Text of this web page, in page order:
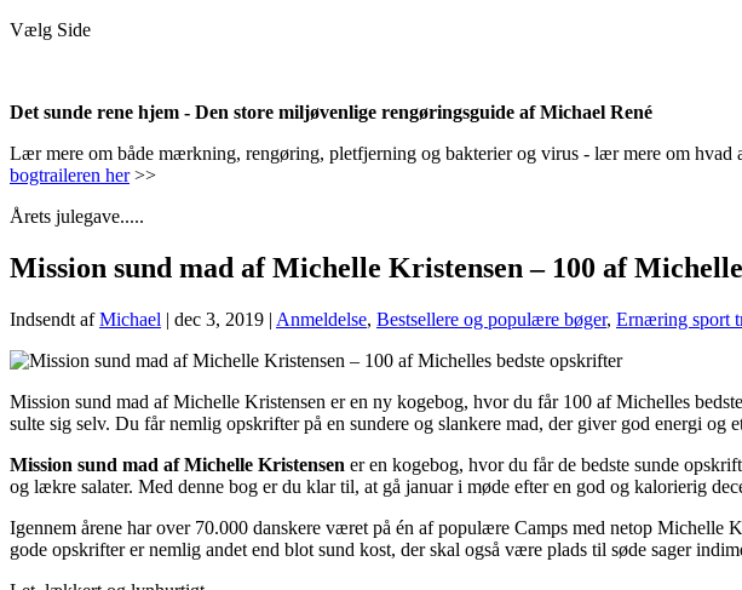
Vælg Side
Det sunde rene hjem - Den store miljøvenlige rengøringsguide af Michael René
Lær mere om både mærkning, rengøring, pletfjerning og bakterier og virus - lær mere om
bogtraileren her>>
Årets julegave.....
Mission sund mad af Michelle Kristensen – 100 af
Indsendt afMichael | dec 3, 2019 | Anmeldelse, Bestsellere og populære bøger, Ernæring sport
Mission sund mad af Michelle Kristensen er en ny kogebog, hvor du får 100 af Michelles
sulte sig selv. Du får nemlig opskrifter på en sundere og slankere mad, der giver god energi og
Mission sund mad af Michelle Kristensen er en kogebog, hvor du får de bedste sunde
og lækre salater. Med denne bog er du klar til, at gå januar i møde efter en god og kalorierig
Igennem årene har over 70.000 danskere været på én af populære Camps med netop
gode opskrifter er nemlig andet end blot sund kost, der skal også være plads til søde sager